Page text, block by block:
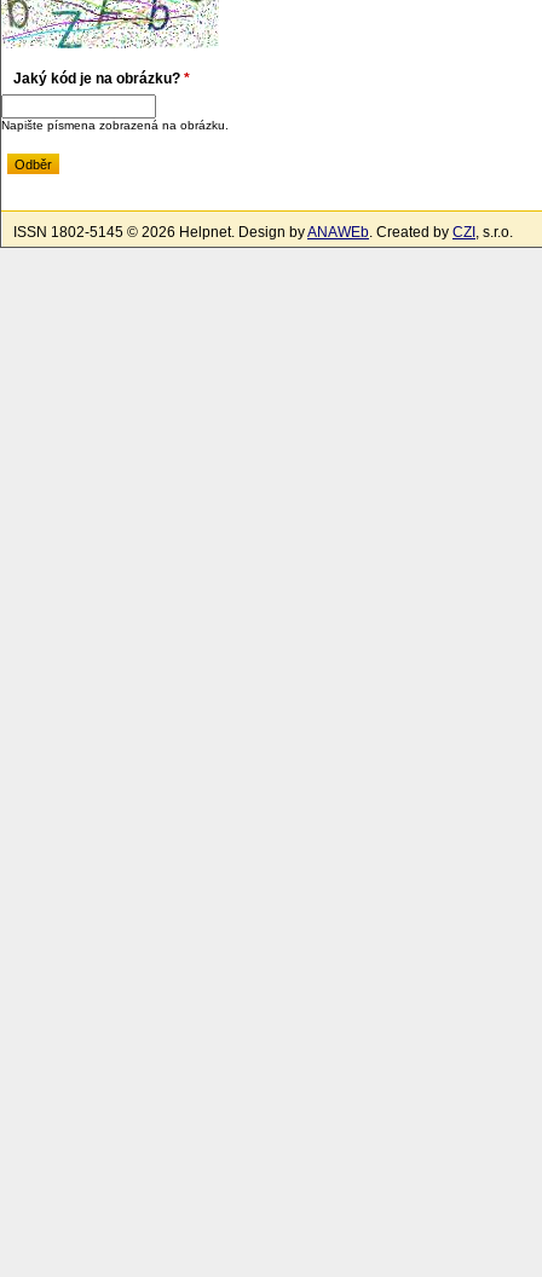
Jaký kód je na obrázku? *
Napište písmena zobrazená na obrázku.
ISSN 1802-5145 © 2026 Helpnet. Design byANAWEb. Created by CZI , s.r.o.